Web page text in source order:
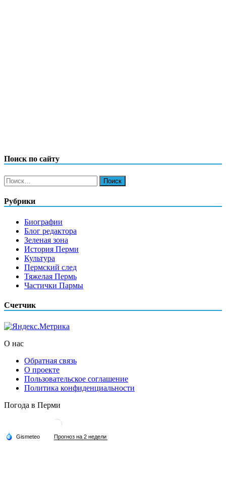
Поиск по сайту
Найти:
Рубрики
Биографии
Блог редактора
Зеленая зона
История Перми
Культура
Пермский след
Тяжелая Пермь
Частички Пармы
Счетчик
О нас
Обратная связь
О проекте
Пользовательское соглашение
Политика конфиденциальности
Погода в Перми